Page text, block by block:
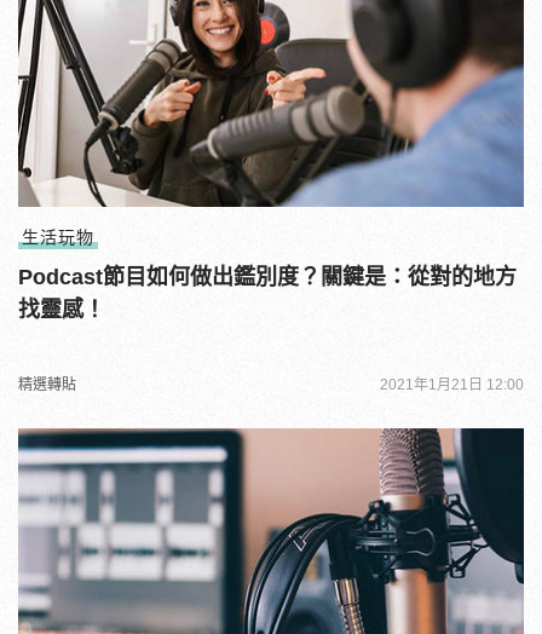
生活玩物
Podcast節目如何做出鑑別度？關鍵是：從對的地方
找靈感！
精選轉貼 2021年1月21日 12:00